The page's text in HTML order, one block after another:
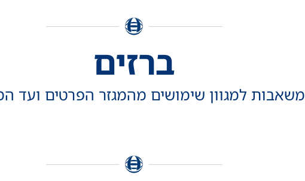
ברזים
משאבות למגוון שימושים מהמגזר הפרטים ועד